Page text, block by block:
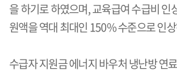
을 하기로 하였으며,교육급여 수급비 인
원액을 역대 최대인 150% 수준으로 인
수급자 지원금 에너지 바우처 냉난방 연